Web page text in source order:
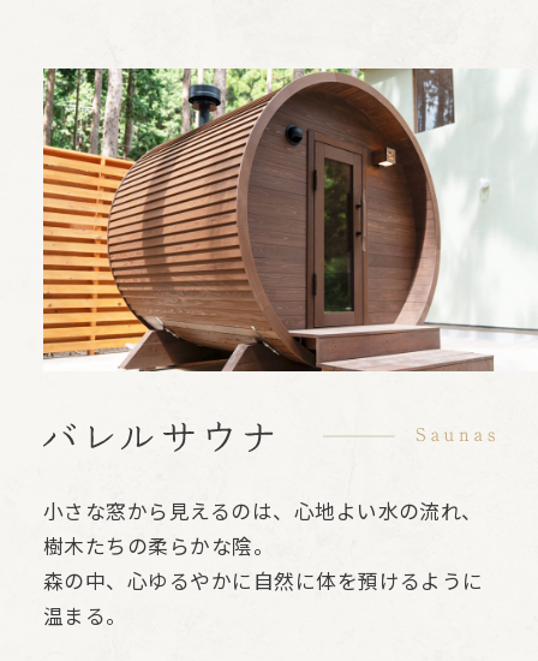
小さな窓から見えるのは、心地よい水の流れ、
樹木たちの柔らかな陰。
森の中、心ゆるやかに自然に体を預けるように
温まる。